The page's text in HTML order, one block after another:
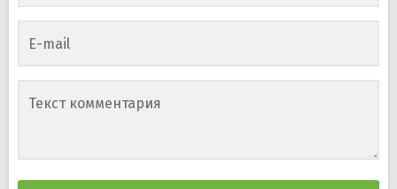
E-mail
Текст комментария